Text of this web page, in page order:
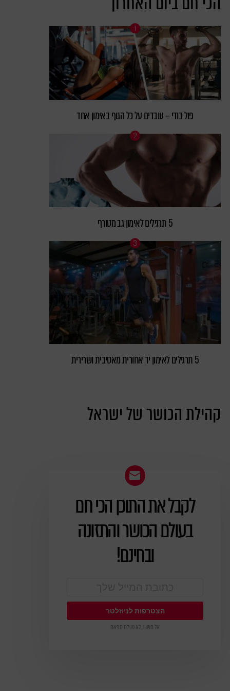
פול בודי – עובדים על כל הגוף באימון אחד
5 תרגילים לאימון גב מטורף
5 תרגילים לאימון יד אחורית מאסיבית ושרירית
קהילת הכושר של ישראל
ניוזלטר
לקבל את התוכן הכי חם
בעולם הכושר והתזונה
ובחינם!
אל חשש, לא נשלח ספאם